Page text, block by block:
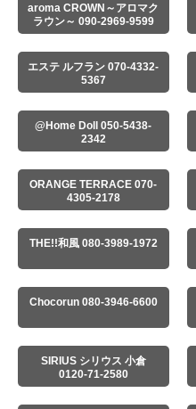
aroma CROWN～アロマク
ラウン～ 090-2969-9599
エステ ルフラン 070-4332-
5367
@Home Doll 050-5438-
2342
ORANGE TERRACE 070-
4305-2178
THE!!和風 080-3989-1972
Chocorun 080-3946-6600
SIRIUS シリウス 小倉
0120-71-2580